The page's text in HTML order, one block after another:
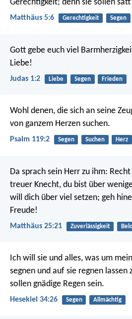
Gerechtigkeit; denn sie sollen
Matthäus 5:6 Gerechtigkeit Segen
Gott gebe euch viel
Liebe!
Judas 1:2 Liebe Segen Frieden
Wohl denen, die sich an seine
von ganzem Herzen suchen.
Psalm 119:2 Segen Suchen Herz
Da sprach sein Herr zu ihm:
treuer Knecht, du bist über
will dich über viel setzen; geh
Freude!
Matthäus 25:21 Zuverlässigkeit
Ich will sie und alles, was um
segnen und auf sie regnen lassen
sollen gnädige Regen sein.
Hesekiel 34:26 Segen Allmächtig